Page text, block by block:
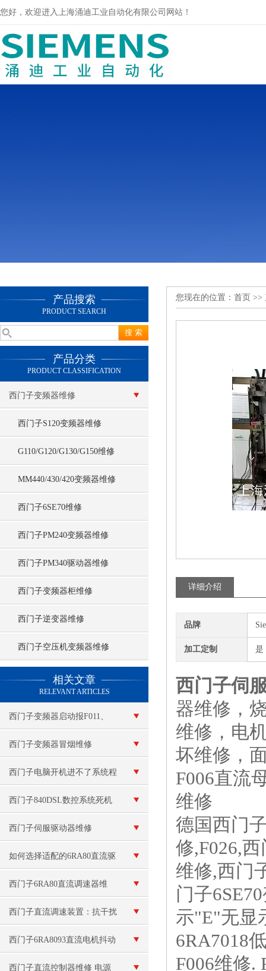
您好，欢迎进入上海涌迪工业自动化有限公司网站！
产品搜索
PRODUCT SEARCH
产品分类
PRODUCT CLASSIFICATION
西门子变频器维修
西门子S120变频器维修
G110/G120/G130/G150维修
MM440/430/420变频器维修
西门子6SE70维修
西门子PM240变频器维修
西门子PM340驱动器维修
西门子变频器柜维修
西门子逆变器维修
西门子空压机变频器维修
相关文章
RELEVANT ARTICLES
西门子变频器启动报F011、
F015维修
西门子变频器冒烟维修
西门子电脑开机进不了系统程
序维修
西门子840DSL数控系统死机
维修
西门子伺服驱动器维修
如何选择适配的6RA80直流驱
动器：功率范围、控制模式与
工况适配性对比指南
西门子6RA80直流调速器维
修：面板无显示故障
西门子直流调速装置：抗干扰
抗温变防潮防尘，适应复杂工
业工况长效稳定运行
西门子6RA8093直流电机抖动
维修控制柜坏
西门子直流控制器维修 电源
您现在的位置： 首页 >>
详细介绍
品牌
加工定制 是
西门子伺
器维修，
维修，电
坏维修，
F006直流
维修
德国西门
修,F026,
维修,西门
门子
示"E"无显
6RA7018
F006维修.